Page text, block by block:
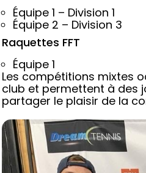
Équipe 1 – Division 1
Équipe 2 – Division 3
Raquettes FFT
Équipe 1
Les compétitions mixtes
club et permettent à des
partager le plaisir de la